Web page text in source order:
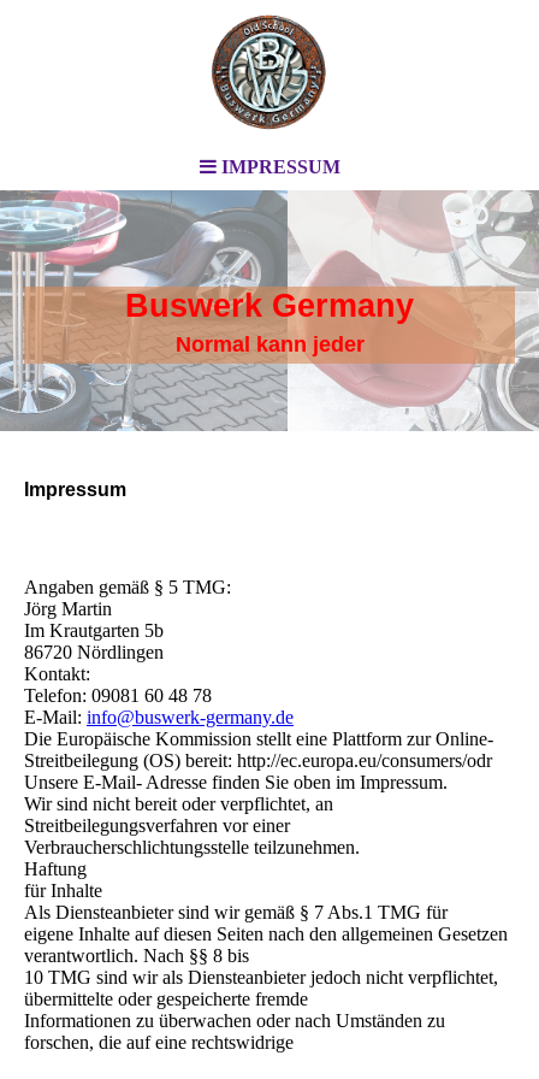
IMPRESSUM
Buswerk Germany
Normal kann jeder
Impressum
Angaben gemäß § 5 TMG:
Jörg Martin
Im Krautgarten 5b
86720 Nördlingen
Kontakt:
Telefon: 09081 60 48 78
E-Mail: info@buswerk-germany.de
Die Europäische Kommission stellt eine Plattform zur Online-
Streitbeilegung (OS) bereit: http://ec.europa.eu/consumers/odr
Unsere E-Mail- Adresse finden Sie oben im Impressum.
Wir sind nicht bereit oder verpflichtet, an
Streitbeilegungsverfahren vor einer
Verbraucherschlichtungsstelle teilzunehmen.
Haftung
für Inhalte
Als Diensteanbieter sind wir gemäß § 7 Abs.1 TMG für
eigene Inhalte auf diesen Seiten nach den allgemeinen Gesetzen
verantwortlich. Nach §§ 8 bis
10 TMG sind wir als Diensteanbieter jedoch nicht verpflichtet,
übermittelte oder gespeicherte fremde
Informationen zu überwachen oder nach Umständen zu
forschen, die auf eine rechtswidrige